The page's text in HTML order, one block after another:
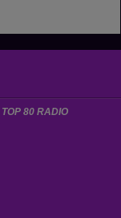
TOP 80 RADIO